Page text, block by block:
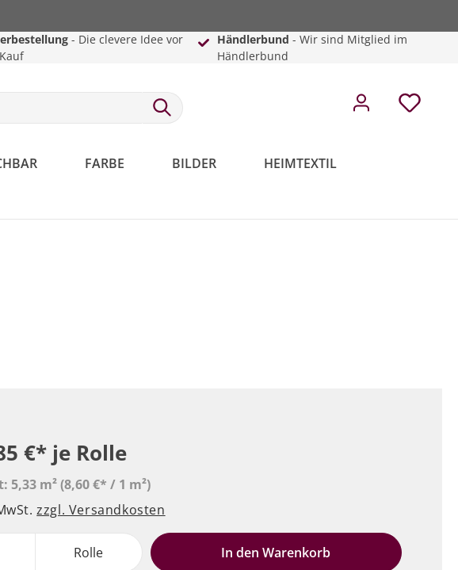
- Die clevere Idee vor
Händlerbund - Wir sind Mitglied im
Händlerbund
FARBE BILDER HEIMTEXTIL
€* je Rolle
5,33 m²(8,60 €* / 1 m²)
zzgl. Versandkosten
Rolle In den Warenkorb